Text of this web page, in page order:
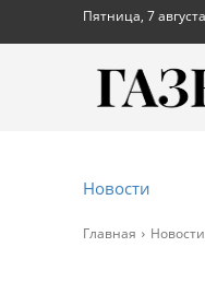
Пятница, 7
Новости
Главная Новости